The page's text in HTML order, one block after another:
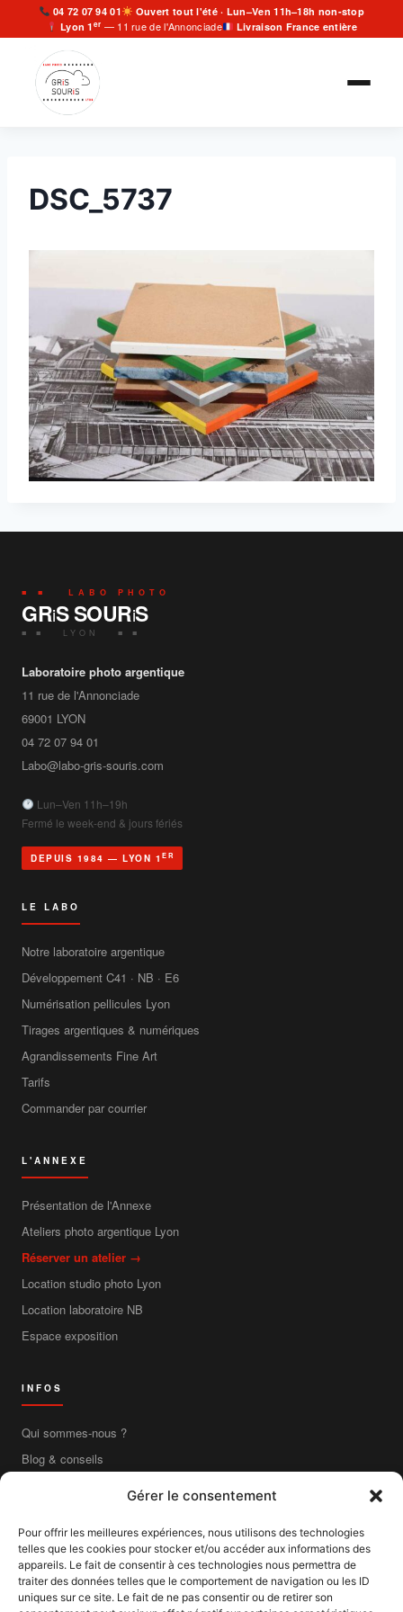
Gérer le consentement
Pour offrir les meilleures expériences, nous utilisons des technologies
telles que les cookies pour stocker et/ou accéder aux informations des
appareils. Le fait de consentir à ces technologies nous permettra de
traiter des données telles que le comportement de navigation ou les ID
uniques sur ce site. Le fait de ne pas consentir ou de retirer son
04 72 07 94 01
Ouvert tout l'été · Lun–Ven 11h–18h non-stop
Lyon 1er — 11 rue de l'Annonciade Livraison France entière
au
contenu
DSC_5737
■ ■ LABO PHOTO
GRiS SOURiS
■ ■ LYON ■ ■
Laboratoire photo argentique
11 rue de l'Annonciade
69001 LYON
04 72 07 94 01
Labo@labo-gris-souris.com
Lun–Ven 11h–19h
Fermé le week-end & jours fériés
DEPUIS 1984 — LYON 1 ER
LE LABO
Notre laboratoire argentique
Développement C41 · NB · E6
Numérisation pellicules Lyon
Tirages argentiques & numériques
Agrandissements Fine Art
Tarifs
Commander par courrier
L'ANNEXE
Présentation de l'Annexe
Ateliers photo argentique Lyon
Réserver un atelier →
Location studio photo Lyon
Location laboratoire NB
Espace exposition
INFOS
Qui sommes-nous ?
Blog & conseils
Livraison France entière
Mentions légales
CGV